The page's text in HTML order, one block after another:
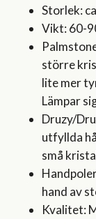
Storlek:
Vikt: 60-
större
lite mer
Lämpar
Druzy/
utfyllda
små
hand av
Kvalitet: